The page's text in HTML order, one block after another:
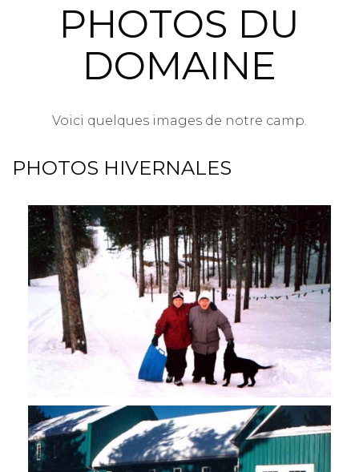
PHOTOS DU
DOMAINE
Voici quelques images de notre camp.
PHOTOS HIVERNALES